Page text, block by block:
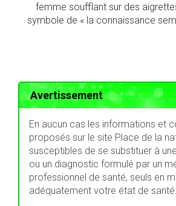
femme soufflant sur des
symbole de « la connaissance
Avertissement
En aucun cas les informations et
proposés sur le site Place de la
susceptibles de se substituer à
ou un diagnostic formulé par un
professionnel de santé, seuls en
adéquatement votre état de santé.